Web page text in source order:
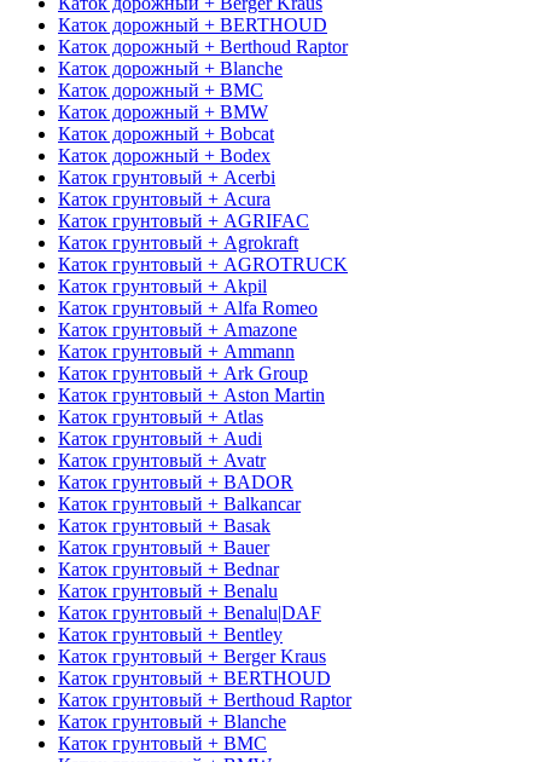
Каток дорожный + BERTHOUD
Каток дорожный + Berthoud Raptor
Каток дорожный + Blanche
Каток дорожный + BMC
Каток дорожный + BMW
Каток дорожный + Bobcat
Каток дорожный + Bodex
Каток грунтовый + Acerbi
Каток грунтовый + Acura
Каток грунтовый + AGRIFAC
Каток грунтовый + Agrokraft
Каток грунтовый + AGROTRUCK
Каток грунтовый + Akpil
Каток грунтовый + Alfa Romeo
Каток грунтовый + Amazone
Каток грунтовый + Ammann
Каток грунтовый + Ark Group
Каток грунтовый + Aston Martin
Каток грунтовый + Atlas
Каток грунтовый + Audi
Каток грунтовый + Avatr
Каток грунтовый + BADOR
Каток грунтовый + Balkancar
Каток грунтовый + Basak
Каток грунтовый + Bauer
Каток грунтовый + Bednar
Каток грунтовый + Benalu
Каток грунтовый + Benalu|DAF
Каток грунтовый + Bentley
Каток грунтовый + Berger Kraus
Каток грунтовый + BERTHOUD
Каток грунтовый + Berthoud Raptor
Каток грунтовый + Blanche
Каток грунтовый + BMC